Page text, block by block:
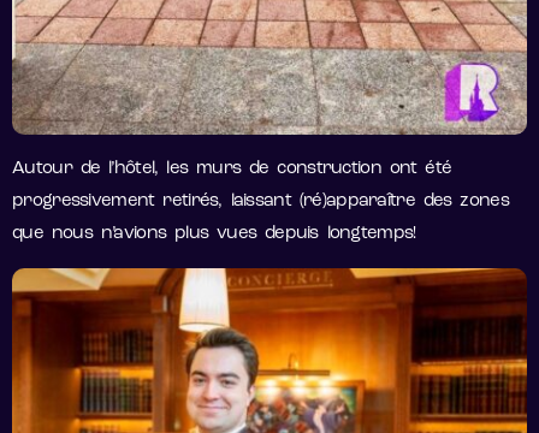
Autour de l’hôtel, les murs de construction ont été
progressivement retirés, laissant (ré)apparaître des zones
que nous n’avions plus vues depuis longtemps!